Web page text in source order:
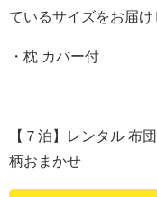
ているサイズをお届け
・枕 カバー付
【７泊】レンタル 布
柄おまかせ